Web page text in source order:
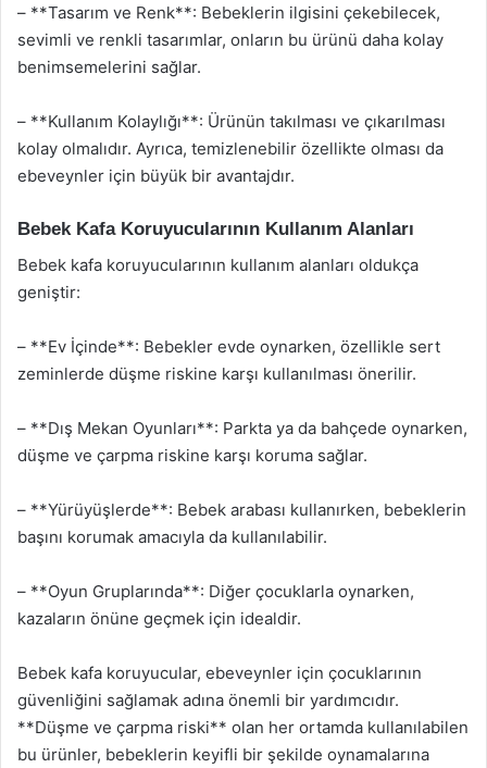
– **Tasarım ve Renk**: Bebeklerin ilgisini çekebilecek,
sevimli ve renkli tasarımlar, onların bu ürünü daha kolay
benimsemelerini sağlar.
– **Kullanım Kolaylığı**: Ürünün takılması ve çıkarılması
kolay olmalıdır. Ayrıca, temizlenebilir özellikte olması da
ebeveynler için büyük bir avantajdır.
Bebek Kafa Koruyucularının Kullanım Alanları
Bebek kafa koruyucularının kullanım alanları oldukça
geniştir:
– **Ev İçinde**: Bebekler evde oynarken, özellikle sert
zeminlerde düşme riskine karşı kullanılması önerilir.
– **Dış Mekan Oyunları**: Parkta ya da bahçede oynarken,
düşme ve çarpma riskine karşı koruma sağlar.
– **Yürüyüşlerde**: Bebek arabası kullanırken, bebeklerin
başını korumak amacıyla da kullanılabilir.
– **Oyun Gruplarında**: Diğer çocuklarla oynarken,
kazaların önüne geçmek için idealdir.
Bebek kafa koruyucular, ebeveynler için çocuklarının
güvenliğini sağlamak adına önemli bir yardımcıdır.
**Düşme ve çarpma riski** olan her ortamda kullanılabilen
bu ürünler, bebeklerin keyifli bir şekilde oynamalarına